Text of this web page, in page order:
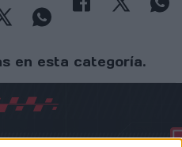
en esta categoría.